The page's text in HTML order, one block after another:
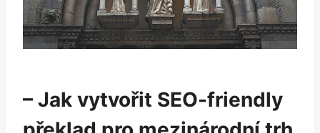
– Jak vytvořit SEO-friendly